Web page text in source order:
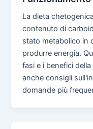
La dieta
contenuto di
stato metabolico in
produrre energia.
fasi e i benefici
anche consigli
domande più